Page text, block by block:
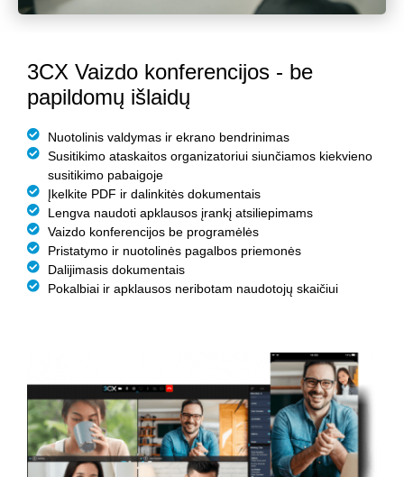
3CX Vaizdo konferencijos - be
papildomų išlaidų
Nuotolinis valdymas ir ekrano bendrinimas
Susitikimo ataskaitos organizatoriui siunčiamos kiekvieno
susitikimo pabaigoje
Įkelkite PDF ir dalinkitės dokumentais
Lengva naudoti apklausos įrankį atsiliepimams
Vaizdo konferencijos be programėlės
Pristatymo ir nuotolinės pagalbos priemonės
Dalijimasis dokumentais
Pokalbiai ir apklausos neribotam naudotojų skaičiui